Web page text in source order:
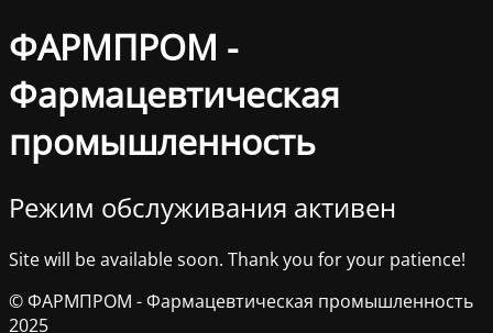
ФАРМПРОМ -
Фармацевтическая
промышленность
Режим обслуживания активен
Site will be available soon. Thank you for your patience!
© ФАРМПРОМ - Фармацевтическая промышленность
2025